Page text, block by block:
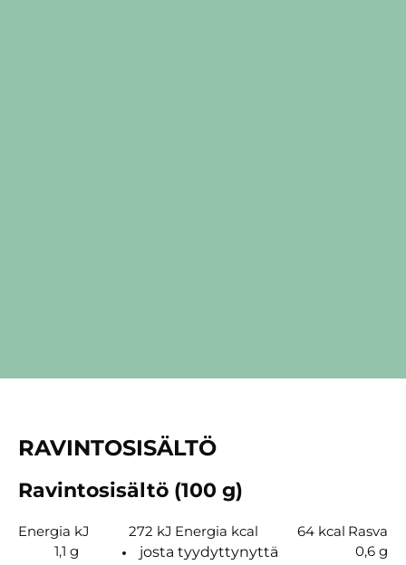
RAVINTOSISÄLTÖ
Ravintosisältö (100 g)
Energia kJ 272 kJ Energia kcal 64 kcal Rasva
1,1 g
josta tyydyttynyttä
0,6 g